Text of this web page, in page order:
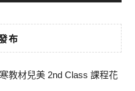
布
教材兒美 2nd Class 課程花